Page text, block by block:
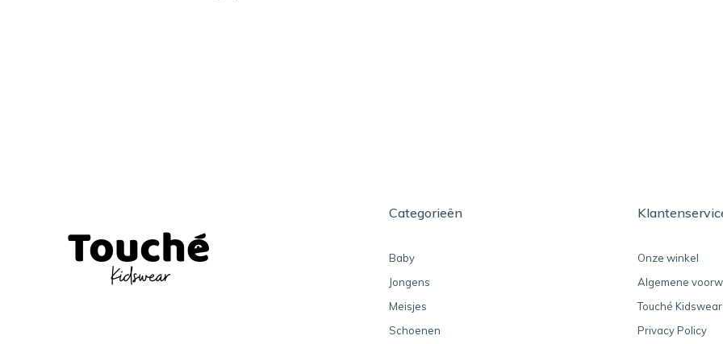
Categorieën
Baby
Jongens
Meisjes
Schoenen
Onze winkel
Algemene
Touché Kidswear
Privacy Policy